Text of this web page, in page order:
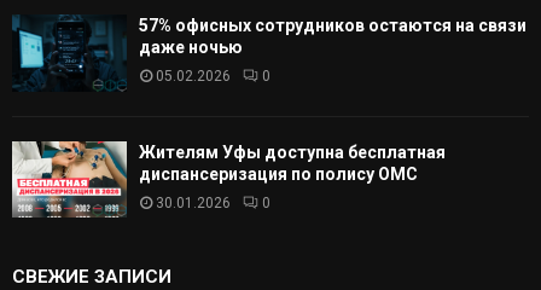
57% офисных сотрудников остаются на связи
даже ночью
05.02.2026 0
Жителям Уфы доступна бесплатная
диспансеризация по полису ОМС
30.01.2026 0
СВЕЖИЕ ЗАПИСИ